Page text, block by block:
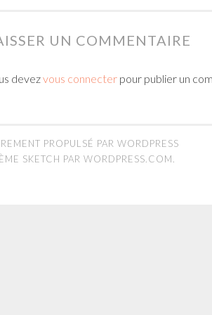
UN COMMENTAIRE
devezvous connecter pour publier un
PROPULSÉ PAR WORDPRESS
SKETCH PAR WORDPRESS.COM